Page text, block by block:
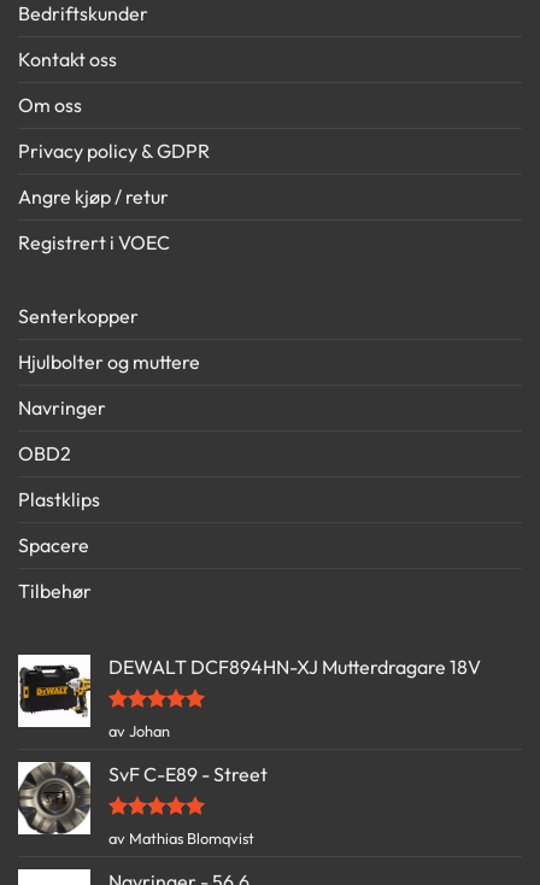
Bedriftskunder
Kontakt oss
Om oss
Privacy policy & GDPR
Angre kjøp / retur
Registrert i VOEC
Senterkopper
Hjulbolter og muttere
Navringer
OBD2
Plastklips
Spacere
Tilbehør
DEWALT DCF894HN-XJ Mutterdragare 18V
Vurdert
av Johan
SvF C-E89 - Street
Vurdert5
av Mathias Blomqvist